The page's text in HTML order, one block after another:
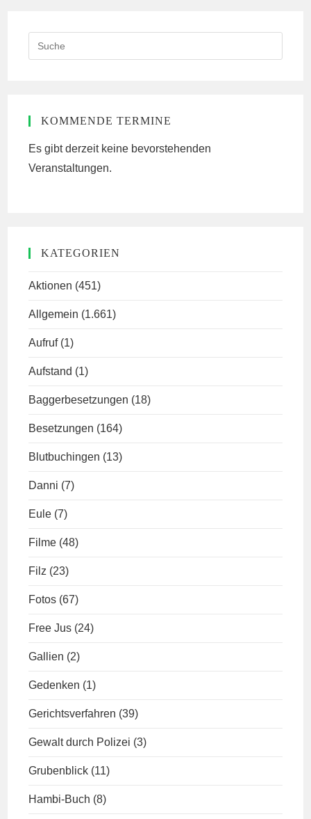
this
KOMMENDE TERMINE
Es gibt derzeit keine bevorstehenden
Veranstaltungen.
KATEGORIEN
Aktionen (451)
Allgemein (1.661)
Aufruf (1)
Aufstand (1)
Baggerbesetzungen (18)
Besetzungen (164)
Blutbuchingen (13)
Danni (7)
Eule (7)
Filme (48)
Filz (23)
Fotos (67)
Free Jus (24)
Gallien (2)
Gedenken (1)
Gerichtsverfahren (39)
Gewalt durch Polizei (3)
Grubenblick (11)
Hambi-Buch (8)